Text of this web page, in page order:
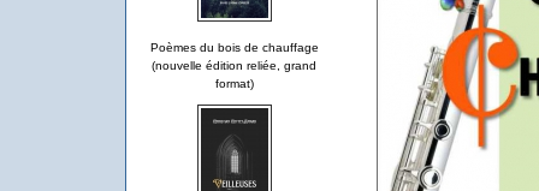
Poèmes du bois de chauffage
(nouvelle édition reliée, grand
format)